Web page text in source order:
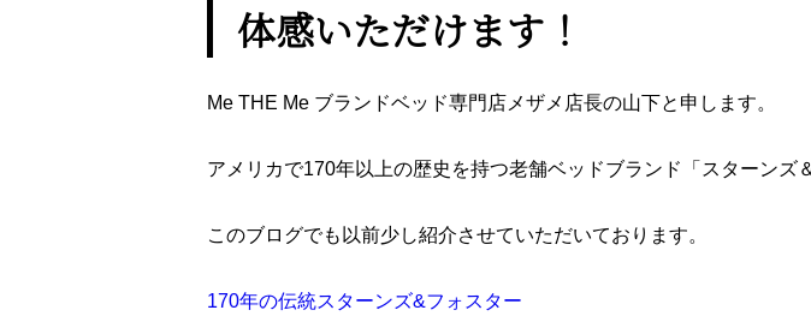
体感いただけます！
Me THE Me ブランドベッド専門店メザメ店長の山下と申します。
アメリカで170年以上の歴史を持つ老舗ベッドブランド「スターンズ
このブログでも以前少し紹介させていただいております。
170年の伝統スターンズ&フォスター